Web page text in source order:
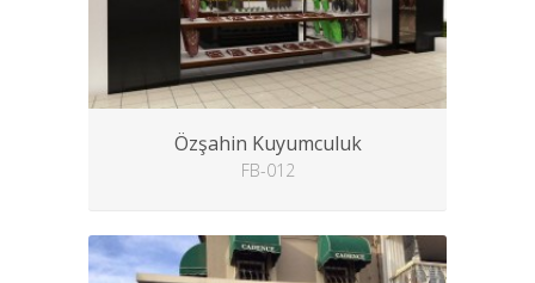
Özşahin Kuyumculuk
FB-012